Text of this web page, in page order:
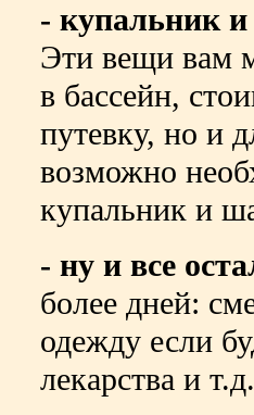
- купальник
Эти вещи вам
в бассейн,
путевку, но и
возможно
купальник и
- ну и все
более дней:
одежду если
лекарства и т.д.